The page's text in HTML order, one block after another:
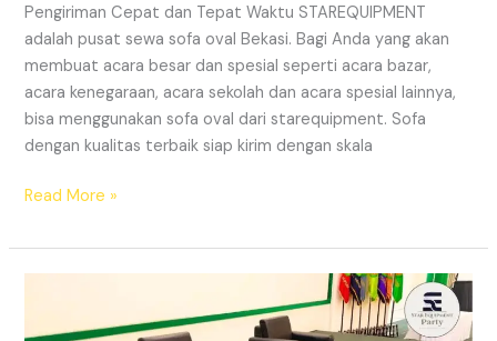
Pengiriman Cepat dan Tepat Waktu STAREQUIPMENT
adalah pusat sewa sofa oval Bekasi. Bagi Anda yang akan
membuat acara besar dan spesial seperti acara bazar,
acara kenegaraan, acara sekolah dan acara spesial lainnya,
bisa menggunakan sofa oval dari starequipment. Sofa
dengan kualitas terbaik siap kirim dengan skala
SEWA
OVAL
BEKASI
Read More »